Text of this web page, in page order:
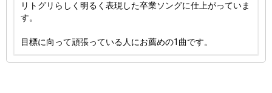
リトグリらしく明るく表現した卒業ソングに仕上がっていま
す。
目標に向って頑張っている人にお薦めの1曲です。